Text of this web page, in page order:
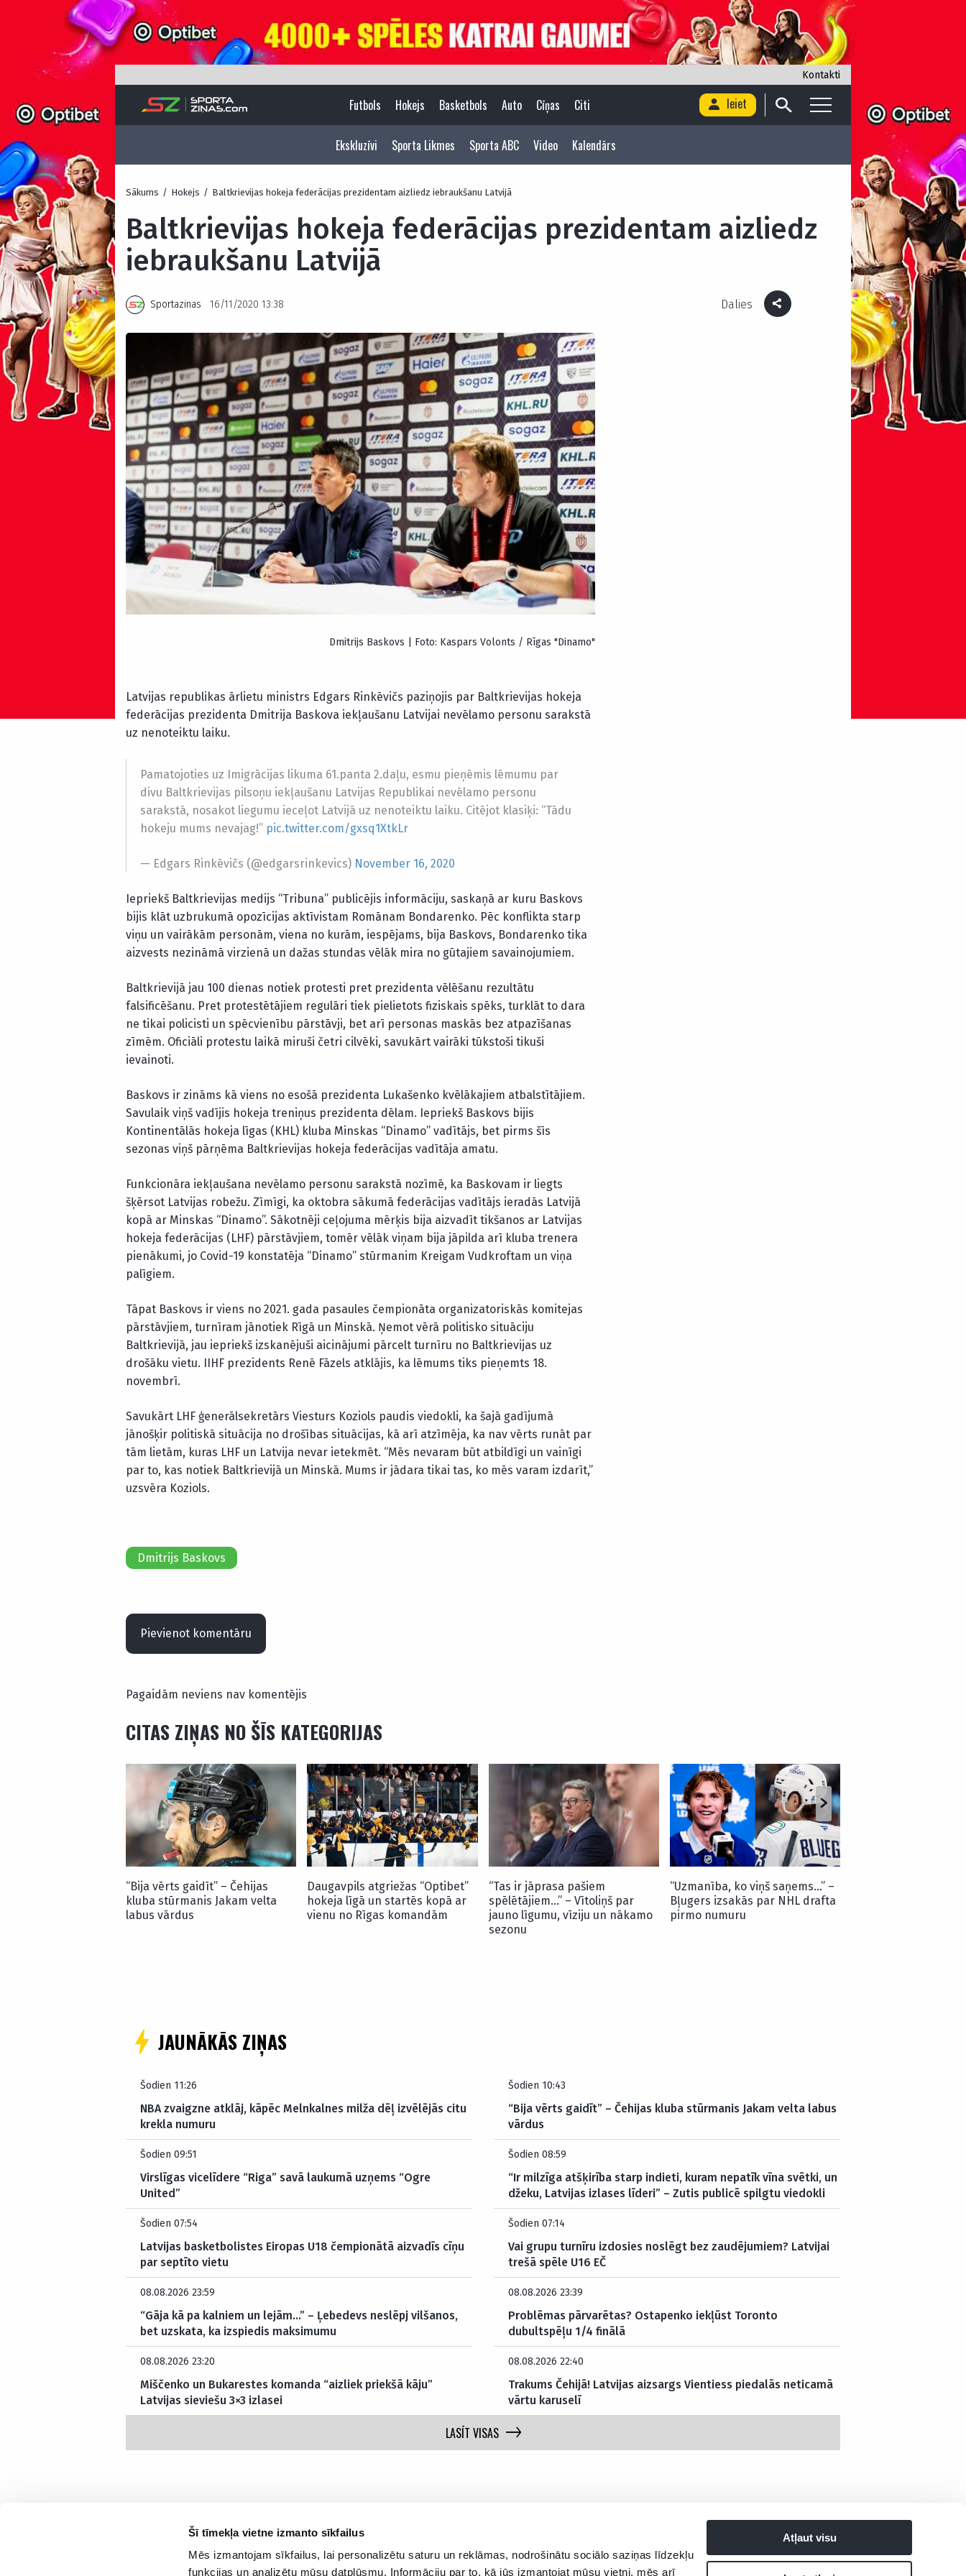
Šī tīmekļa vietne izmanto sīkfailus
Mēs izmantojam sīkfailus, lai personalizētu saturu un reklāmas, nodrošinātu sociālo saziņas līdzekļu
funkcijas un analizētu mūsu datplūsmu. Informāciju par to, kā jūs izmantojat mūsu vietni, mēs arī
Atļaut visu
Kontakti
Futbols Hokejs Basketbols Auto Cīņas Citi Ieiet
Ekskluzīvi Sporta Likmes Sporta ABC Video Kalendārs
Sākums / Hokejs / Baltkrievijas hokeja federācijas prezidentam aizliedz iebraukšanu Latvijā
Baltkrievijas hokeja federācijas prezidentam aizliedz
iebraukšanu Latvijā
Sportazinas 16/11/2020 13:38 Dalies
Dmitrijs Baskovs | Foto: Kaspars Volonts / Rīgas "Dinamo"
Latvijas republikas ārlietu ministrs Edgars Rinkēvičs paziņojis par Baltkrievijas hokeja
federācijas prezidenta Dmitrija Baskova iekļaušanu Latvijai nevēlamo personu sarakstā
uz nenoteiktu laiku.
Pamatojoties uz Imigrācijas likuma 61.panta 2.daļu, esmu pieņēmis lēmumu par
divu Baltkrievijas pilsoņu iekļaušanu Latvijas Republikai nevēlamo personu
sarakstā, nosakot liegumu ieceļot Latvijā uz nenoteiktu laiku. Citējot klasiķi: “Tādu
hokeju mums nevajag!” pic.twitter.com/gxsq1XtkLr
— Edgars Rinkēvičs (@edgarsrinkevics) November 16, 2020
Iepriekš Baltkrievijas medijs “Tribuna” publicējis informāciju, saskaņā ar kuru Baskovs
bijis klāt uzbrukumā opozīcijas aktīvistam Romānam Bondarenko. Pēc konflikta starp
viņu un vairākām personām, viena no kurām, iespējams, bija Baskovs, Bondarenko tika
aizvests nezināmā virzienā un dažas stundas vēlāk mira no gūtajiem savainojumiem.
Baltkrievijā jau 100 dienas notiek protesti pret prezidenta vēlēšanu rezultātu
falsificēšanu. Pret protestētājiem regulāri tiek pielietots fiziskais spēks, turklāt to dara
ne tikai policisti un spēcvienību pārstāvji, bet arī personas maskās bez atpazīšanas
zīmēm. Oficiāli protestu laikā miruši četri cilvēki, savukārt vairāki tūkstoši tikuši
ievainoti.
Baskovs ir zināms kā viens no esošā prezidenta Lukašenko kvēlākajiem atbalstītājiem.
Savulaik viņš vadījis hokeja treniņus prezidenta dēlam. Iepriekš Baskovs bijis
Kontinentālās hokeja līgas (KHL) kluba Minskas “Dinamo” vadītājs, bet pirms šīs
sezonas viņš pārņēma Baltkrievijas hokeja federācijas vadītāja amatu.
Funkcionāra iekļaušana nevēlamo personu sarakstā nozīmē, ka Baskovam ir liegts
šķērsot Latvijas robežu. Zīmīgi, ka oktobra sākumā federācijas vadītājs ieradās Latvijā
kopā ar Minskas “Dinamo”. Sākotnēji ceļojuma mērķis bija aizvadīt tikšanos ar Latvijas
hokeja federācijas (LHF) pārstāvjiem, tomēr vēlāk viņam bija jāpilda arī kluba trenera
pienākumi, jo Covid-19 konstatēja “Dinamo” stūrmanim Kreigam Vudkroftam un viņa
palīgiem.
Tāpat Baskovs ir viens no 2021. gada pasaules čempionāta organizatoriskās komitejas
pārstāvjiem, turnīram jānotiek Rīgā un Minskā. Ņemot vērā politisko situāciju
Baltkrievijā, jau iepriekš izskanējuši aicinājumi pārcelt turnīru no Baltkrievijas uz
drošāku vietu. IIHF prezidents Renē Fāzels atklājis, ka lēmums tiks pieņemts 18.
novembrī.
Savukārt LHF ģenerālsekretārs Viesturs Koziols paudis viedokli, ka šajā gadījumā
jānošķir politiskā situācija no drošības situācijas, kā arī atzīmēja, ka nav vērts runāt par
tām lietām, kuras LHF un Latvija nevar ietekmēt. “Mēs nevaram būt atbildīgi un vainīgi
par to, kas notiek Baltkrievijā un Minskā. Mums ir jādara tikai tas, ko mēs varam izdarīt,”
uzsvēra Koziols.
Dmitrijs Baskovs
Pievienot komentāru
Pagaidām neviens nav komentējis
CITAS ZIŅAS NO ŠĪS KATEGORIJAS
“Bija vērts gaidīt” – Čehijas
kluba stūrmanis Jakam velta
labus vārdus
Daugavpils atgriežas “Optibet”
hokeja līgā un startēs kopā ar
vienu no Rīgas komandām
“Tas ir jāprasa pašiem
spēlētājiem…” – Vītoliņš par
jauno līgumu, vīziju un nākamo
sezonu
“Uzmanība, ko viņš saņems…” –
Bļugers izsakās par NHL drafta
pirmo numuru
JAUNĀKĀS ZIŅAS
Šodien 11:26
NBA zvaigzne atklāj, kāpēc Melnkalnes milža dēļ izvēlējās citu
krekla numuru
Šodien 10:43
“Bija vērts gaidīt” – Čehijas kluba stūrmanis Jakam velta labus
vārdus
Šodien 09:51
Virslīgas vicelīdere “Riga” savā laukumā uzņems “Ogre
United”
Šodien 08:59
“Ir milzīga atšķirība starp indieti, kuram nepatīk vīna svētki, un
džeku, Latvijas izlases līderi” – Zutis publicē spilgtu viedokli
Šodien 07:54
Latvijas basketbolistes Eiropas U18 čempionātā aizvadīs cīņu
par septīto vietu
Šodien 07:14
Vai grupu turnīru izdosies noslēgt bez zaudējumiem? Latvijai
trešā spēle U16 EČ
08.08.2026 23:59
“Gāja kā pa kalniem un lejām…” – Ļebedevs neslēpj vilšanos,
bet uzskata, ka izspiedis maksimumu
08.08.2026 23:39
Problēmas pārvarētas? Ostapenko iekļūst Toronto
dubultspēļu 1/4 finālā
08.08.2026 23:20
Miščenko un Bukarestes komanda “aizliek priekšā kāju”
Latvijas sieviešu 3×3 izlasei
08.08.2026 22:40
Trakums Čehijā! Latvijas aizsargs Vientiess piedalās neticamā
vārtu karuselī
LASĪT VISAS
Interesanti un saprotami par sportu Par mums Privātuma politika